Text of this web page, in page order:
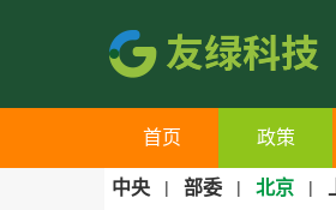
首页 政策
中央 | 部委 | 北京 |